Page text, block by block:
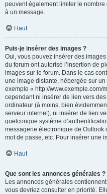
peuvent également limiter le nombre
à un message.
Haut
Puis-je insérer des images ?
Oui, vous pouvez insérer des
du forum ont autorisé l’insertion de
images sur le forum. Dans le cas
une image distante, hébergée sur
exemple « http://www.exemple.com/
cependant ni insérer de lien vers
ordinateur (à moins, bien
serveur internet), ni insérer de lien
quelconque système
messagerie électronique de Outlook
mot de passe, etc. Pour insérer une
Haut
Que sont les annonces générales ?
Les annonces générales
vous devriez consulter en priorité.